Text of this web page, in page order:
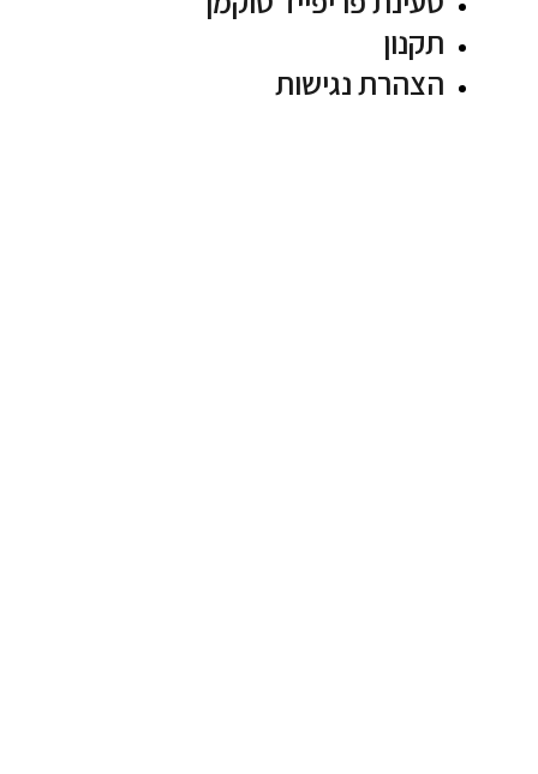
תקנון
הצהרת נגישות